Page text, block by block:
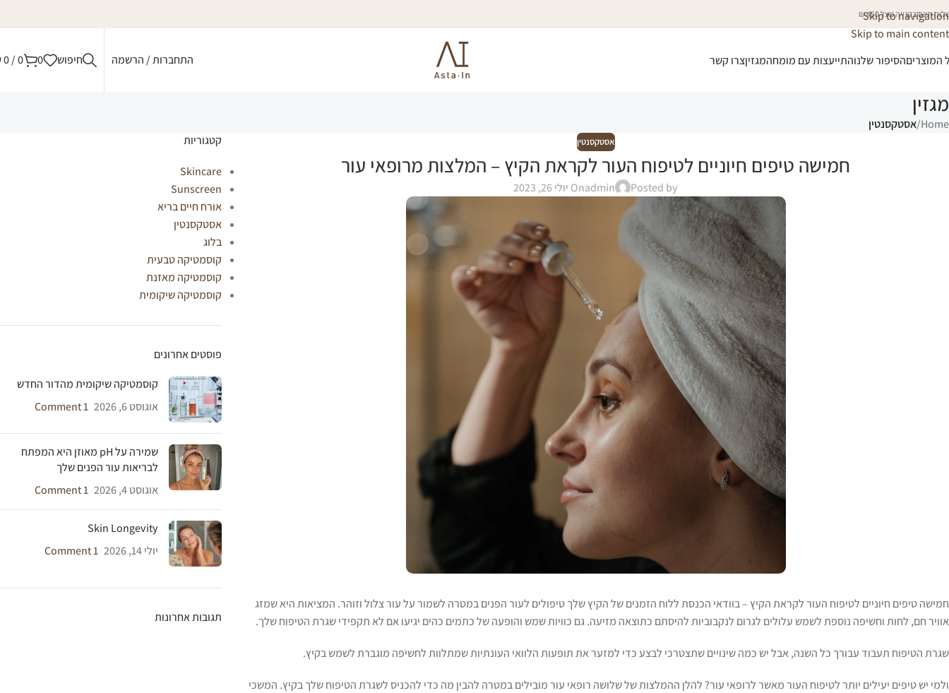
Skip to navigation
Skip to main content
חינם בקנייה מעל 450 ₪
המוצריםהסיפור שלנוהתייעצות עם מומחהמגזיןצרו קשר התחברות / הרשמה חיפוש 0
0
/
0
מגזין
Home
/אסטקסנטין
אסטקסנטין
חמישה טיפים חיוניים לטיפוח העור לקראת הקיץ – המלצות מרופאי עור
Posted by
adminOn יולי 26, 2023
חמישה טיפים חיוניים לטיפוח העור לקראת הקיץ – בוודאי הכנסת ללוח הזמנים של הקיץ שלך טיפולים לעור הפנים במטרה לשמור על עור צלול וזוהר. המציאות היא שמזג
אוויר חם, לחות וחשיפה נוספת לשמש עלולים לגרום לנקבוביות להיסתם כתוצאה מזיעה. גם כוויות שמש והופעה של כתמים כהים יגיעו אם לא תקפידי שגרת הטיפוח שלך.
שגרת הטיפוח תעבוד עבורך כל השנה, אבל יש כמה שינויים שתצטרכי לבצע כדי למזער את תופעות הלוואי העונתיות שמתלוות לחשיפה מוגברת לשמש בקיץ.
ולמי יש טיפים יעילים יותר לטיפוח העור מאשר לרופאי עור? להלן ההמלצות של שלושה רופאי עור מובילים במטרה להבין מה כדי להכניס לשגרת הטיפוח שלך בקיץ. המשכי
קטגוריות
Skincare
Sunscreen
אורח חיים בריא
אסטקסנטין
בלוג
קוסמטיקה טבעית
קוסמטיקה מאזנת
קוסמטיקה שיקומית
פוסטים אחרונים
קוסמטיקה שיקומית מהדור החדש
אוגוסט 6, 2026
1 Comment
שמירה על pH מאוזן היא המפתח
לבריאות עור הפנים שלך
אוגוסט 4, 2026
1 Comment
Skin Longevity
יולי 14, 2026
1 Comment
תגובות אחרונות